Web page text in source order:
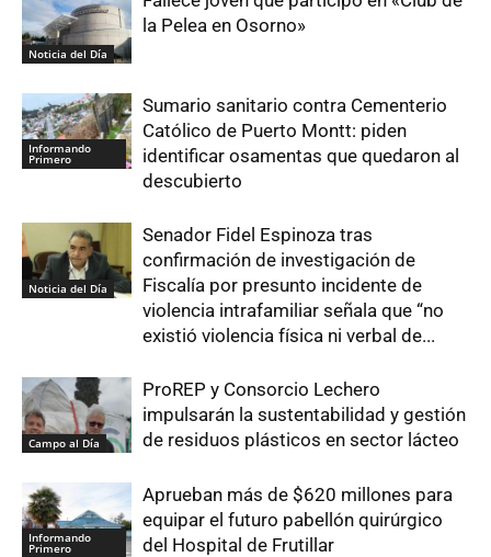
Noticia del Día
la Pelea en Osorno»
Informando
Primero
Sumario sanitario contra Cementerio
Católico de Puerto Montt: piden
identificar osamentas que quedaron al
descubierto
Noticia del Día
Senador Fidel Espinoza tras
confirmación de investigación de
Fiscalía por presunto incidente de
violencia intrafamiliar señala que “no
existió violencia física ni verbal de...
Campo al Día
ProREP y Consorcio Lechero
impulsarán la sustentabilidad y gestión
de residuos plásticos en sector lácteo
Informando
Primero
Aprueban más de $620 millones para
equipar el futuro pabellón quirúrgico
del Hospital de Frutillar